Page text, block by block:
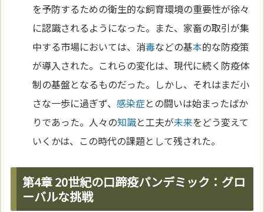
を予防するための衛生的な飼育環境の重要性が徐々
に認識されるようになった。また、家畜の取引が集
中する市場においては、消毒などの基本的な防疫策
が導入された。これらの変化は、現代に続く防疫体
制の基盤となるものだった。しかし、それはまだ小
さな一歩に過ぎず、感染症との闘いは始まったばか
りであった。人々の知識と工夫が未来をどう変えて
いくかは、この時代の課題として残された。
第4章 20世紀の口蹄疫パンデミック：グロ
ーバルな挑戦